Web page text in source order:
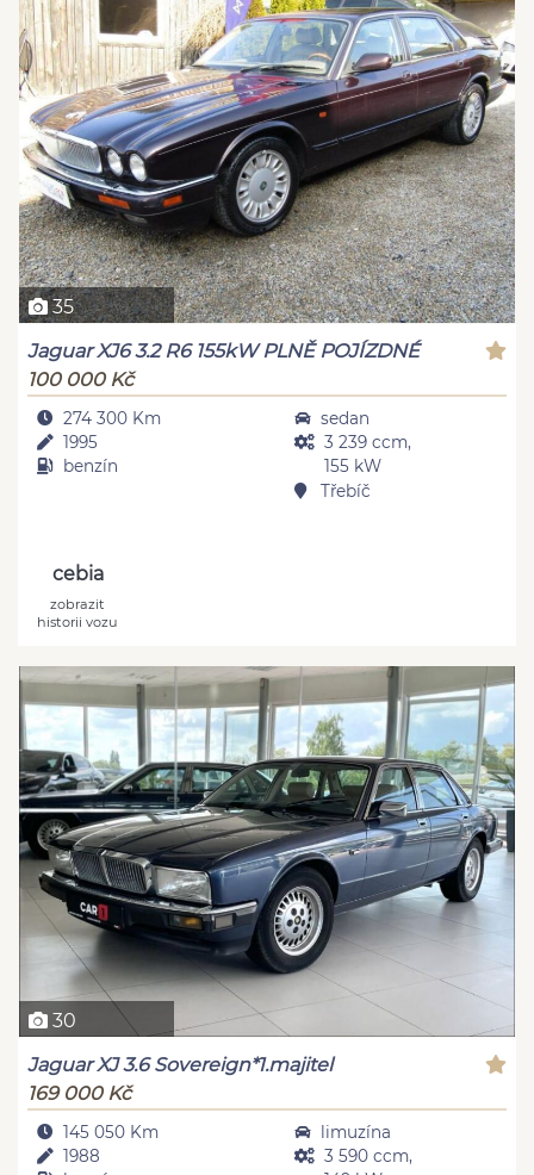
35
Jaguar XJ6 3.2 R6 155kW PLNĚ POJÍZDNÉ
100 000 Kč
274 300 Km
1995
benzín
sedan
3 239 ccm,
155 kW
Třebíč
cebia
zobrazit
historii vozu
30
Jaguar XJ 3.6 Sovereign*1.majitel
169 000 Kč
145 050 Km
1988
limuzína
3 590 ccm,